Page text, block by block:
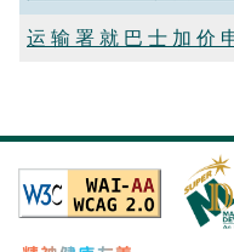
运 输 署 就 巴 士 加 价